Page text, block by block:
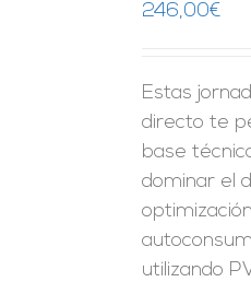
246,00€
Estas
directo te
base
dominar el
utilizando